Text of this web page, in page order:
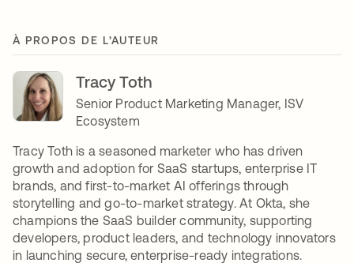
À PROPOS DE L’AUTEUR
Tracy Toth
Senior Product Marketing Manager, ISV
Ecosystem
Tracy Toth is a seasoned marketer who has driven
growth and adoption for SaaS startups, enterprise IT
brands, and first-to-market AI offerings through
storytelling and go-to-market strategy. At Okta, she
champions the SaaS builder community, supporting
developers, product leaders, and technology innovators
in launching secure, enterprise-ready integrations.